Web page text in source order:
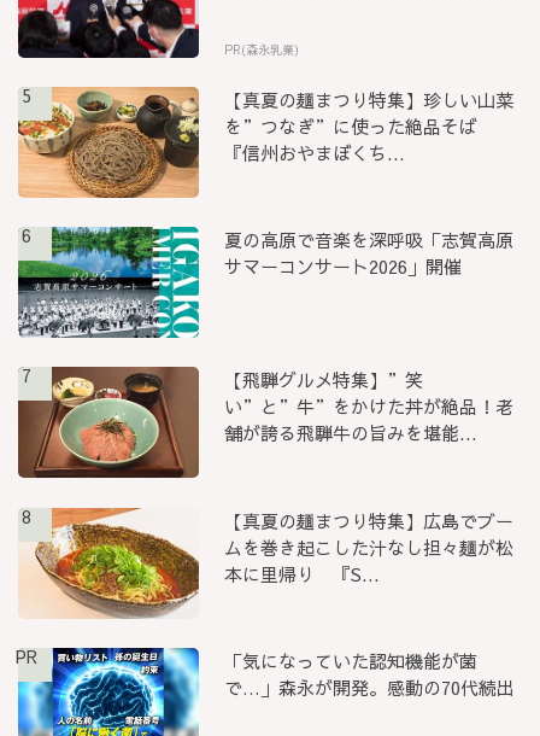
PR(森永乳業)
5
【真夏の麺まつり特集】珍しい山菜
を”つなぎ”に使った絶品そば
『信州おやまぼくち...
6
夏の高原で音楽を深呼吸「志賀高原
サマーコンサート2026」開催
7
【飛騨グルメ特集】”笑
い”と”牛”をかけた丼が絶品！老
舗が誇る飛騨牛の旨みを堪能...
8
【真夏の麺まつり特集】広島でブー
ムを巻き起こした汁なし担々麺が松
本に里帰り 『S...
PR
「気になっていた認知機能が菌
で…」森永が開発。感動の70代続出